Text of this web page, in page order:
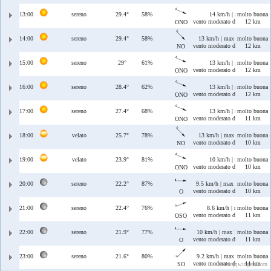
13:00 sereno 29.4°
58%
ONO
14 km/h | max 14 km/h
vento moderato di Ponente/
molto buona
12 km
14:00 sereno 29.4°
58%
NO
13 km/h | max 13 km/h
vento moderato di Maestrale
molto buona
12 km
15:00 sereno 29°
61%
ONO
13 km/h | max 14 km/h
vento moderato di Ponente/
molto buona
12 km
16:00 sereno 28.4°
62%
ONO
13 km/h | max 15 km/h
vento moderato di Ponente/
molto buona
12 km
17:00 sereno 27.4°
68%
ONO
13 km/h | max 17 km/h
vento moderato di Ponente/
molto buona
11 km
18:00 velato 25.7°
78%
NO
13 km/h | max 14 km/h
vento moderato di Maestrale
molto buona
10 km
19:00 velato 23.9°
81%
ONO
10 km/h | max 19 km/h
vento moderato di Ponente/
molto buona
10 km
20:00 sereno 22.2°
87%
O
9.5 km/h | max 18 km/h
vento moderato di Ponente
molto buona
10 km
21:00 sereno 22.4°
76%
OSO
8.6 km/h | max 16 km/h
vento moderato di Libeccio/
molto buona
11 km
22:00 sereno 21.9°
77%
O
10 km/h | max 18 km/h
vento moderato di Ponente
molto buona
11 km
23:00 sereno 21.6°
80%
SO
9.2 km/h | max 14 km/h
vento moderato di Libeccio
molto buona
11 km
www.jqwidgets.com